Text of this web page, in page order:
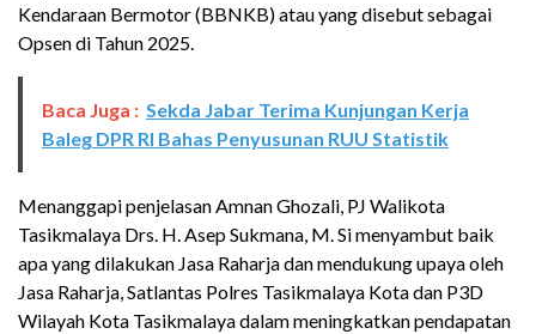
Kendaraan Bermotor (BBNKB) atau yang disebut sebagai
Opsen di Tahun 2025.
Baca Juga : Sekda Jabar Terima Kunjungan Kerja
Baleg DPR RI Bahas Penyusunan RUU Statistik
Menanggapi penjelasan Amnan Ghozali, PJ Walikota
Tasikmalaya Drs. H. Asep Sukmana, M. Si menyambut baik
apa yang dilakukan Jasa Raharja dan mendukung upaya oleh
Jasa Raharja, Satlantas Polres Tasikmalaya Kota dan P3D
Wilayah Kota Tasikmalaya dalam meningkatkan pendapatan